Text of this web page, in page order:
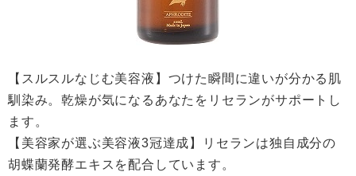
【スルスルなじむ美容液】つけた瞬間に違いが分かる肌
馴染み。乾燥が気になるあなたをリセランがサポートし
ます。
【美容家が選ぶ美容液3冠達成】リセランは独自成分の
胡蝶蘭発酵エキスを配合しています。